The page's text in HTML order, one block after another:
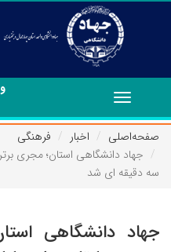
Toggle
navigation
صفحه‌اصلی
اخبار
فرهنگی
جهاد دانشگاهی استان؛ مجری
سه دقیقه ای شد
جهاد دانشگاهی